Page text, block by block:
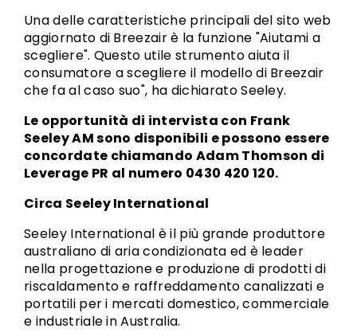
Una delle caratteristiche principali del sito web
aggiornato di Breezair è la funzione "Aiutami a
scegliere". Questo utile strumento aiuta il
consumatore a scegliere il modello di Breezair
che fa al caso suo", ha dichiarato Seeley.
Le opportunità di intervista con Frank
Seeley AM sono disponibili e possono essere
concordate chiamando Adam Thomson di
Leverage PR al numero 0430 420 120.
Circa Seeley International
Seeley International è il più grande produttore
australiano di aria condizionata ed è leader
nella progettazione e produzione di prodotti di
riscaldamento e raffreddamento canalizzati e
portatili per i mercati domestico, commerciale
e industriale in Australia.